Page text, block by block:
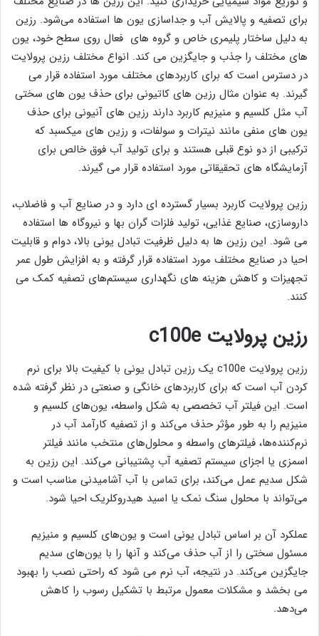
برای تصفیه و پالایش آب و جداسازی یون ‌ها استفاده می‌شود. رزین
به دلیل ساختار پلیمری خاص و گروه‌ های فعال روی سطح خود، یون
‌های مختلف را جذب و جایگزین می کند. انواع مختلف رزین پرولایت
در دسترس است که برای کاربردهای مختلف مورد استفاده قرار می
گیرند. به عنوان مثال رزین ‌های کاتیونی برای حذف یون‌ های سختی
آب مثل کلسیم و منیزیم کاربرد دارند رزین‌ های آنیونی برای حذف
یون‌ های منفی مانند نیترات و سولفات، و رزین ‌های میکسبد که
ترکیبی از دو نوع قبلی هستند و برای تولید آب فوق خالص برای
آزمایشگاه های تحقیقاتی مورد استفاده قرار می گیرند.
رزین پرولایت کاربرد بسیار گسترده ای دارد و در صنایع آب و فاضلاب،
داروسازی، صنایع غذایی، تولید فلزات گران ‌بها و نیروگاه‌ ها استفاده
می شود. این رزین‌ ها به دلیل ظرفیت تبادل یونی بالا، دوام و قابلیت
احیا در صنایع مختلف مورد استفاده قرار گرفته و به افزایش طول عمر
تجهیزات و کاهش هزینه ‌های نگهداری سیستم‌های تصفیه کمک می
کنند.
رزین پرولایت c100e
رزین پرولایت c100e یک رزین تبادل یونی با کیفیت بالا برای نرم
کردن آب است که برای کاربردهای خانگی و صنعتی در نظر گرفته شده
است. این فیلتر آب تخصصی به شکل واسطه، یون‌های کلسیم و
منیزیم را به طور مؤثر حذف می‌کند و از تصفیه کارآمد آب در
نرم‌کننده‌ها، فیلترهای واسطه و محلول‌های منتخب مانند فیلتر
اسمزی یا اجزای سیستم تصفیه آب پشتیبانی می‌کند. این رزین به
شکل سدیم عمل می‌کند، برای تماس با آب آشامیدنی مناسب است و
می‌تواند با محلول سنگ نمک یا اسید هیدروکلریک احیا شود.
عملکرد آن بر اساس تبادل یونی است و یون‌های کلسیم و منیزیم
مسئول سختی را از آب حذف می‌کند و آنها را با یون‌های سدیم
جایگزین می‌کند. در نتیجه، آب نرم می‌ شود که راحتی نصب را بهبود
می‌ بخشد و مشکلات معمول مرتبط با تشکیل رسوب را کاهش
می‌دهد.